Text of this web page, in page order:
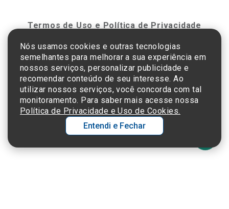
Termos de Uso e Política de Privacidade
©2025 Einstein Hospital Israelita -TODOS OS DIREITOS RESERVADOS
CNPJ: 60.765.823/0001-30 - Endereço: Av. Albert Einstein, 627 - Morumbi - São
Paulo - SP - 05652-000
Nós usamos cookies e outras tecnologias
semelhantes para melhorar a sua experiência em
nossos serviços, personalizar publicidade e
recomendar conteúdo de seu interesse. Ao
utilizar nossos serviços, você concorda com tal
monitoramento. Para saber mais acesse nossa
Política de Privacidade e Uso de Cookies.
Entendi e Fechar